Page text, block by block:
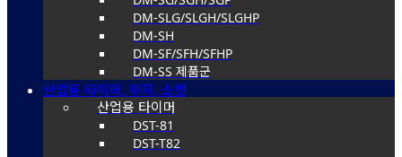
DM-SLG/SLGH/SLGHP
DM-SH
DM-SF/SFH/SFHP
DM-SS 제품군
산업용 타이머, 부저, 소켓
산업용 타이머
DST-81
DST-T82